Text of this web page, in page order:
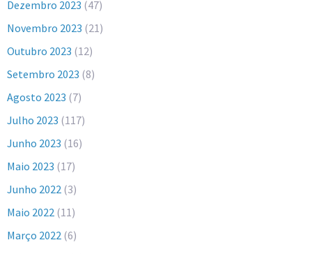
Dezembro 2023 (47)
Novembro 2023 (21)
Outubro 2023 (12)
Setembro 2023 (8)
Agosto 2023 (7)
Julho 2023 (117)
Junho 2023 (16)
Maio 2023 (17)
Junho 2022 (3)
Maio 2022 (11)
Março 2022 (6)